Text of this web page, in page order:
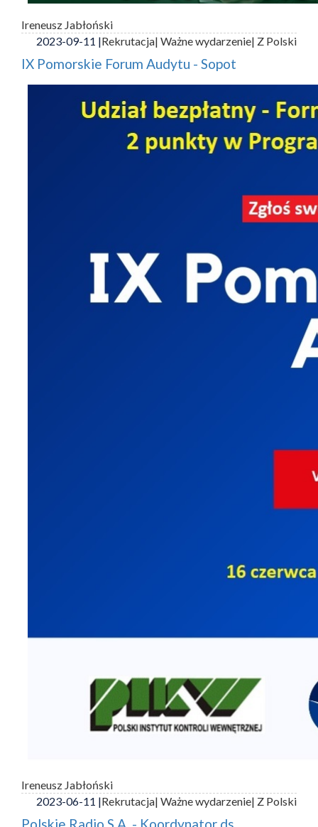
Ireneusz Jabłoński
2023-09-11 |Rekrutacja| Ważne wydarzenie| Z Polski
IX Pomorskie Forum Audytu - Sopot
Ireneusz Jabłoński
2023-06-11 |Rekrutacja| Ważne wydarzenie| Z Polski
Polskie Radio S.A. - Koordynator ds.